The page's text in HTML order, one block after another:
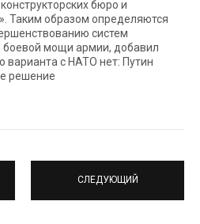
бюро и
Таким образом определяются
систем
мощи армии, добавил
варианта с НАТО нет: Путин
решение
СЛЕДУЮЩИЙ